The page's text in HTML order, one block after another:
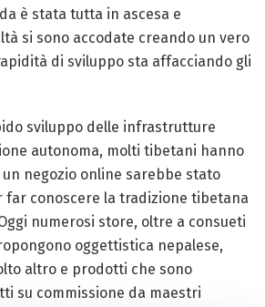
è stata tutta in ascesa e
si sono accodate creando un vero
di sviluppo sta affacciando gli
sviluppo delle infrastrutture
autonoma, molti tibetani hanno
negozio online sarebbe stato
far conoscere la tradizione tibetana
numerosi store, oltre a consueti
oggettistica nepalese,
altro e prodotti che sono
su commissione da maestri